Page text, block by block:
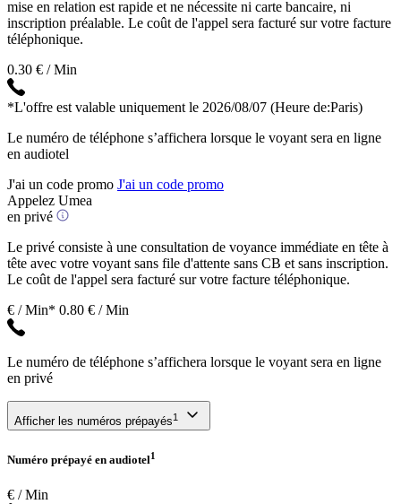
mise en relation est rapide et ne nécessite ni carte bancaire, ni
inscription préalable. Le coût de l'appel sera facturé sur votre facture
téléphonique.
0.30 € / Min
*L'offre est valable uniquement le 2026/08/07 (Heure de:Paris)
Le numéro de téléphone s’affichera lorsque le voyant sera en ligne
en audiotel
J'ai un code promo J'ai un code promo
Appelez Umea
en privé
Le privé consiste à une consultation de voyance immédiate en tête à
tête avec votre voyant sans file d'attente sans CB et sans inscription.
Le coût de l'appel sera facturé sur votre facture téléphonique.
€ / Min* 0.80 € / Min
Le numéro de téléphone s’affichera lorsque le voyant sera en ligne
en privé
Afficher les numéros prépayés1
Numéro prépayé en audiotel1
€ / Min